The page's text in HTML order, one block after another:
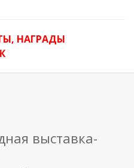
НАГРАДЫ
выставка-